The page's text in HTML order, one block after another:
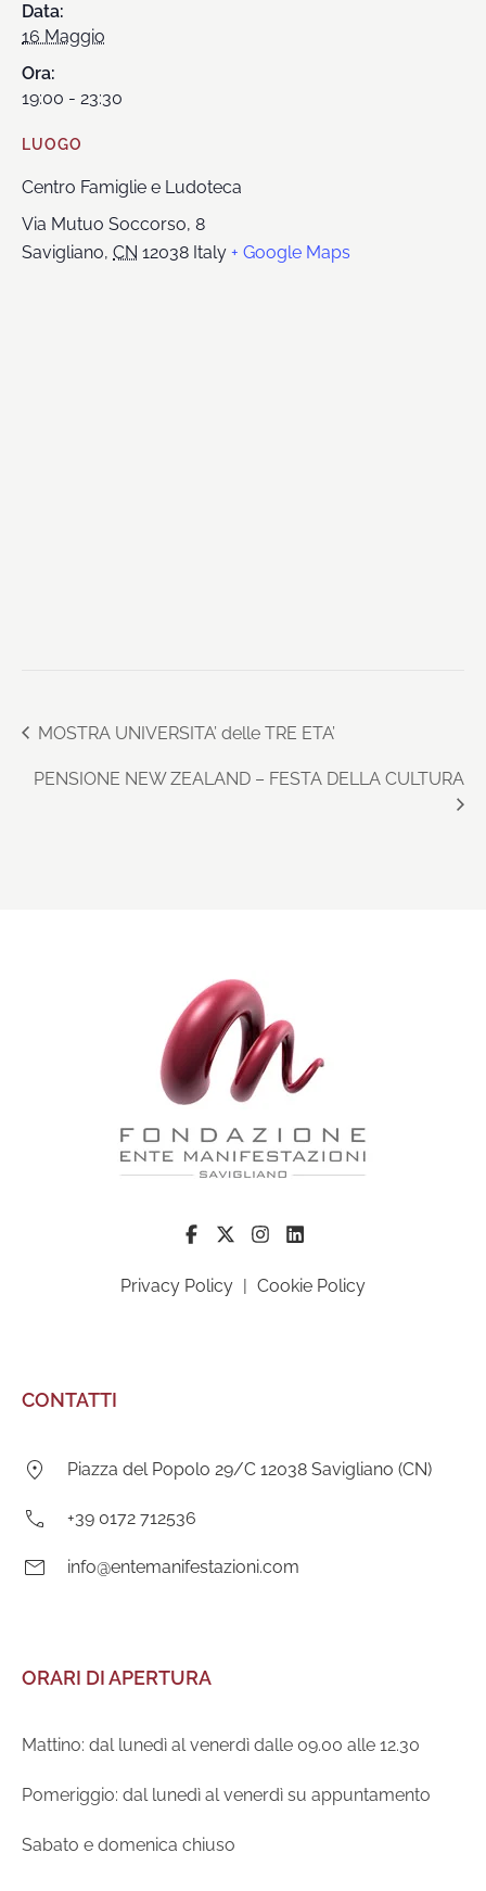
Data:
16 Maggio
Ora:
19:00 - 23:30
LUOGO
Centro Famiglie e Ludoteca
Via Mutuo Soccorso, 8
Savigliano, CN 12038 Italy + Google Maps
MOSTRA UNIVERSITA’ delle TRE ETA’
PENSIONE NEW ZEALAND – FESTA DELLA CULTURA
Privacy Policy Cookie Policy
CONTATTI
Indirizzo:
Piazza del Popolo 29/C 12038 Savigliano (CN)
Telefono:
+39 0172 712536
E-
info@entemanifestazioni.com
ORARI DI APERTURA
Mattino: dal lunedì al venerdì dalle 09.00 alle 12.30
Pomeriggio: dal lunedì al venerdì su appuntamento
Sabato e domenica chiuso